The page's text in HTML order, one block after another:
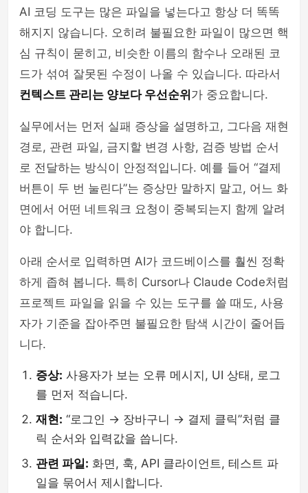
AI 코딩 도구는 많은 파일을 넣는다고 항상 더 똑똑
해지지 않습니다. 오히려 불필요한 파일이 많으면 핵
심 규칙이 묻히고, 비슷한 이름의 함수나 오래된 코
드가 섞여 잘못된 수정이 나올 수 있습니다. 따라서
컨텍스트 관리는 양보다 우선순위 가 중요합니다.
실무에서는 먼저 실패 증상을 설명하고, 그다음 재현
경로, 관련 파일, 금지할 변경 사항, 검증 방법 순서
로 전달하는 방식이 안정적입니다. 예를 들어 “결제
버튼이 두 번 눌린다”는 증상만 말하지 말고, 어느 화
면에서 어떤 네트워크 요청이 중복되는지 함께 알려
야 합니다.
아래 순서로 입력하면 AI가 코드베이스를 훨씬 정확
하게 좁혀 봅니다. 특히 Cursor나 Claude Code처럼
프로젝트 파일을 읽을 수 있는 도구를 쓸 때도, 사용
자가 기준을 잡아주면 불필요한 탐색 시간이 줄어듭
니다.
증상: 사용자가 보는 오류 메시지, UI 상태, 로그
를 먼저 적습니다.
재현: “로그인 → 장바구니 → 결제 클릭”처럼 클
릭 순서와 입력값을 씁니다.
관련 파일: 화면, 훅, API 클라이언트, 테스트 파
일을 묶어서 제시합니다.